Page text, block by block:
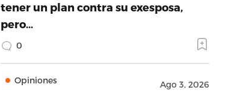
tener un plan contra su exesposa,
pero…
0
Opiniones Ago 3, 2026